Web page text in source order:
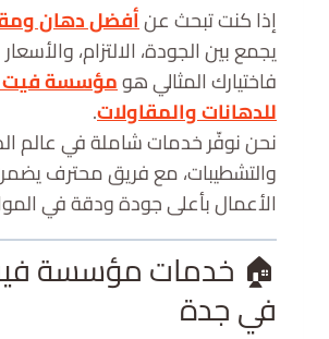
إذا كنت تبحث عنأفضل دهان
يجمع بين الجودة، الالتزام،
فاختيارك المثالي هومؤسسة فيت
للدهانات والمقاولات.
نحن نوفّر خدمات شاملة في عالم
والتشطيبات، مع فريق محترف
الأعمال بأعلى جودة ودقة في
🏠 خدمات مؤسسة
في جدة